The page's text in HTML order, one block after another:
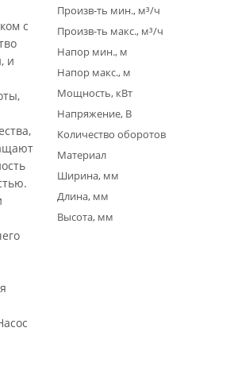
с
и
Произв-ть мин., м³/ч
Произв-ть макс., м³/ч
Напор мин., м
Напор макс., м
Мощность, кВт
Напряжение, В
Количество оборотов
Материал
Ширина, мм
Длина, мм
Высота, мм